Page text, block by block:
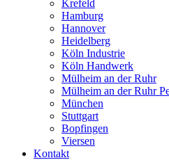
Krefeld
Hamburg
Hannover
Heidelberg
Köln Industrie
Köln Handwerk
Mülheim an der Ruhr
Mülheim an der Ruhr
München
Stuttgart
Bopfingen
Viersen
Kontakt